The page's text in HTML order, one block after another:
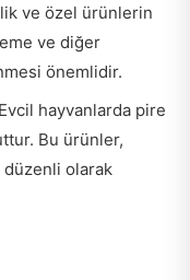
ve özel ürünlerin
ve diğer
önemlidir.
Evcil hayvanlarda pire
Bu ürünler,
düzenli olarak